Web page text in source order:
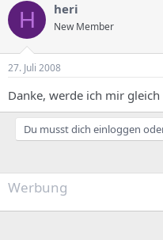
H heri
New Member
27. Juli 2008
Danke, werde ich mir gleich
Du musst dich einloggen
Werbung